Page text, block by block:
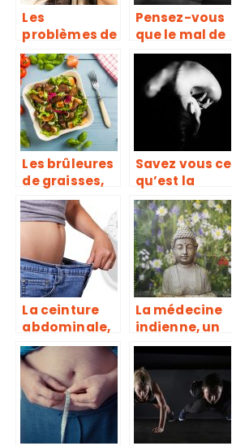
Les
problèmes de
peau ont
guide de
conseil
Pensez-vous
que le mal de
dos est une
maladie qui
se soigne ou
une douleur
qui se calme ?
Les brûleures
de graisses,
de véritables
compléments
alimentaires
pour
déstockage
des graisses
Savez vous ce
qu’est la
cruralgie ?
La ceinture
abdominale,
pour
échapper aux
formes
disgracieuses
La médecine
indienne, un
vrai creuset